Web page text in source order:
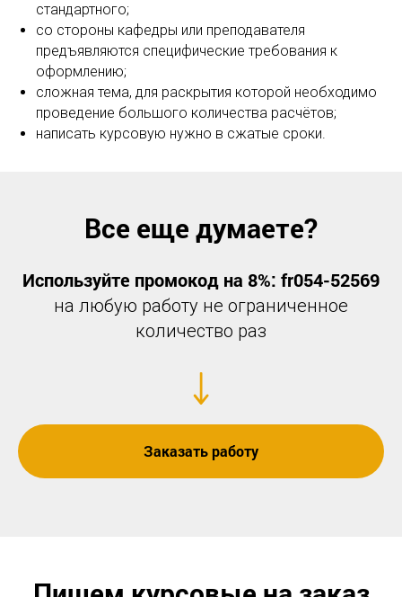
стандартного;
со стороны кафедры или преподавателя
предъявляются специфические требования к
оформлению;
сложная тема, для раскрытия которой необходимо
проведение большого количества расчётов;
написать курсовую нужно в сжатые сроки.
Все еще думаете?
Используйте промокод на 8%: fr054-52569
на любую работу не ограниченное
количество раз
Заказать работу